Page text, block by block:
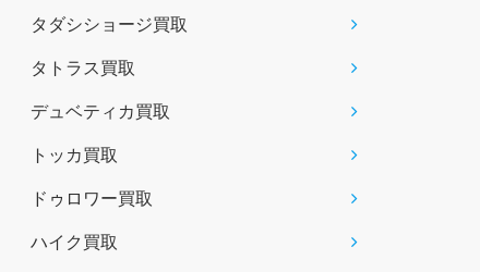
タダシショージ買取
タトラス買取
デュベティカ買取
トッカ買取
ドゥロワー買取
ハイク買取